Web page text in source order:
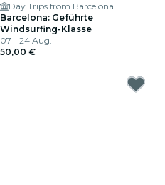
Day Trips from Barcelona
Barcelona: Geführte
Windsurfing-Klasse
07 - 24 Aug.
50,00 €